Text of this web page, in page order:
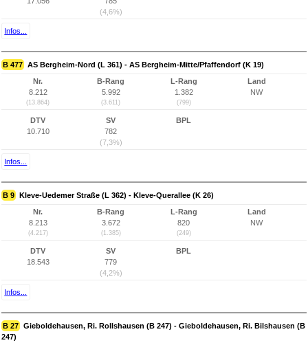
(4,6%)
Infos...
B 477 AS Bergheim-Nord (L 361) - AS Bergheim-Mitte/Pfaffendorf (K 19)
Nr.
8.212
(13.864)
B-Rang
5.992
(3.611)
L-Rang
1.382
(799)
Land
NW
DTV
10.710
SV
782
(7,3%)
BPL
Infos...
B 9 Kleve-Uedemer Straße (L 362) - Kleve-Querallee (K 26)
Nr.
8.213
(4.217)
B-Rang
3.672
(1.385)
L-Rang
820
(249)
Land
NW
DTV
18.543
SV
779
(4,2%)
BPL
Infos...
B 27 Gieboldehausen, Ri. Rollshausen (B 247) - Gieboldehausen, Ri. Bilshausen (B
247)